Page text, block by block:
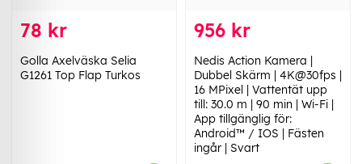
78 kr
Golla Axelväska Selia
G1261 Top Flap Turkos
956 kr
Nedis Action Kamera |
Dubbel Skärm | 4K@30fps |
16 MPixel | Vattentät upp
till: 30.0 m | 90 min | Wi-Fi |
App tillgänglig för:
Android™ / IOS | Fästen
ingår | Svart